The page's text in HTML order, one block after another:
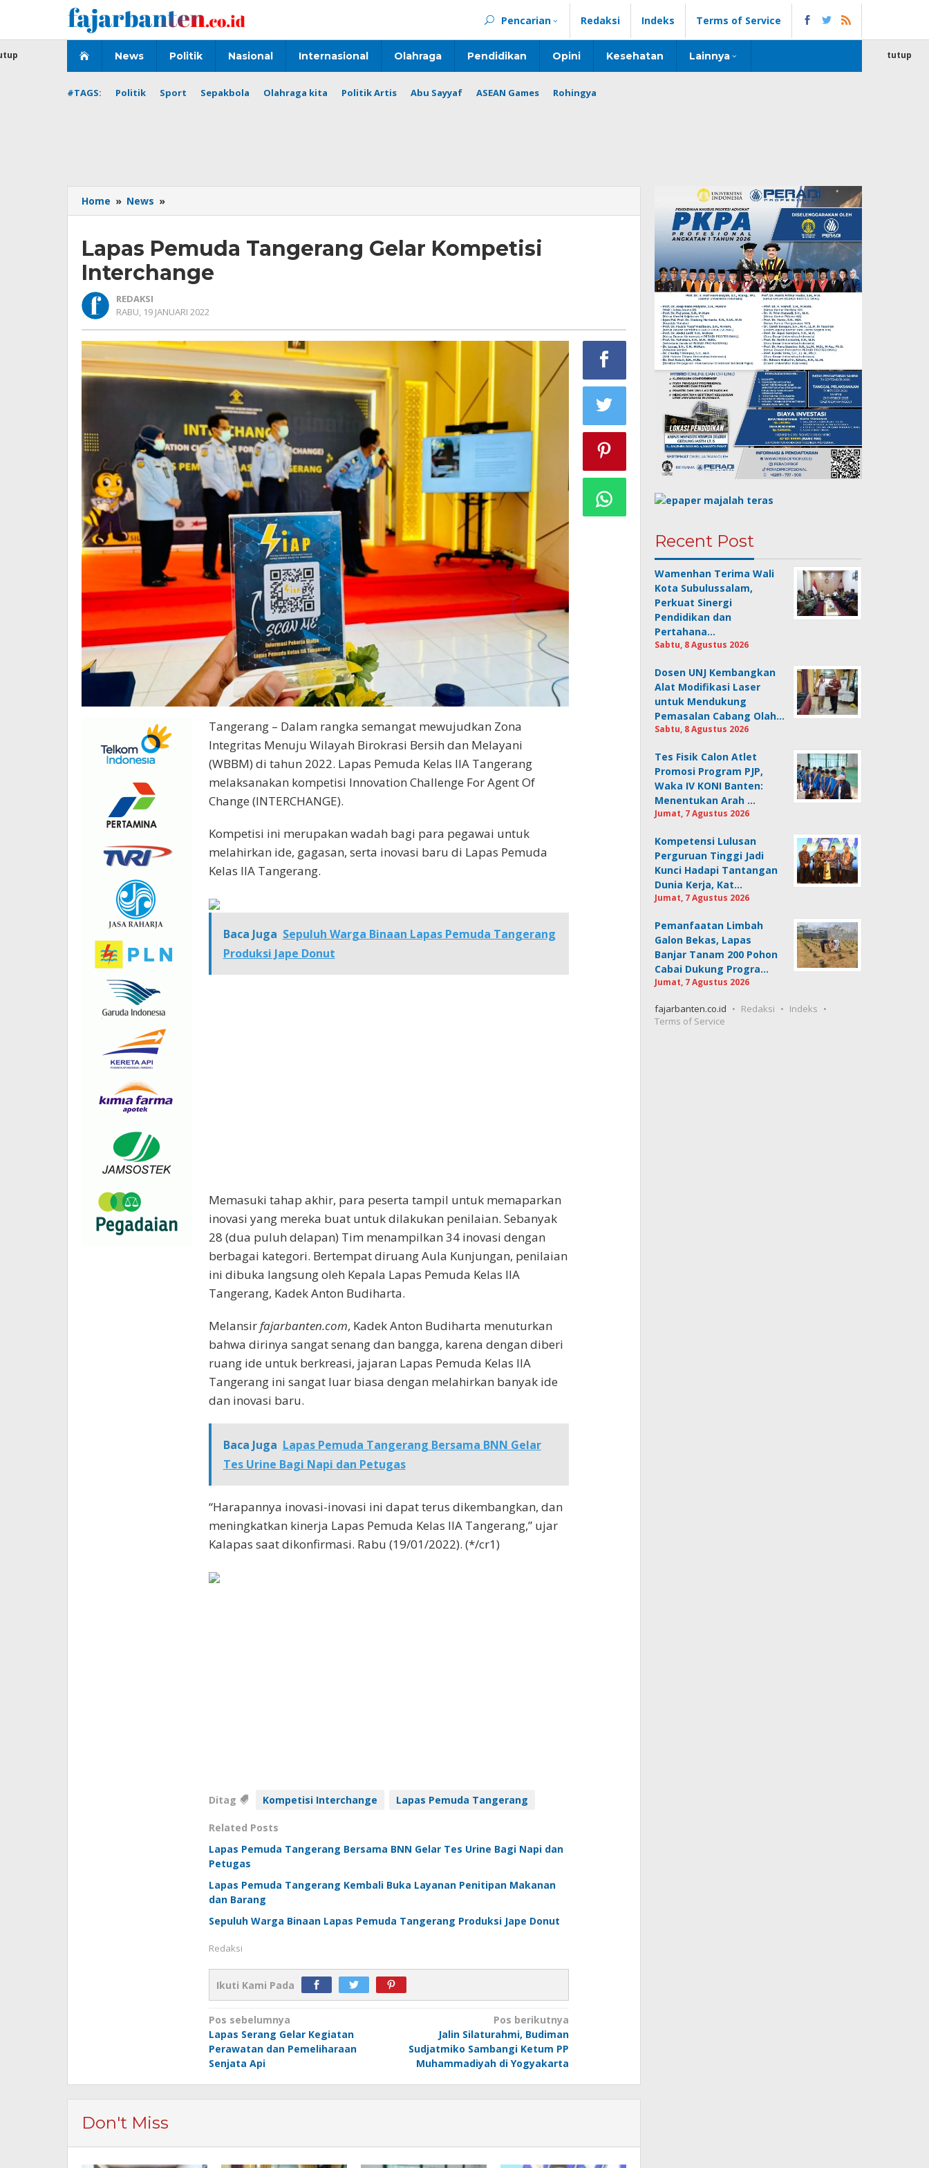
Pencarian Redaksi Indeks Terms of Service
News Politik Nasional Internasional Olahraga Pendidikan Opini Kesehatan Lainnya
#TAGS: Politik Sport Sepakbola Olahraga kita Politik Artis Abu Sayyaf ASEAN Games Rohingya
tutup
Home » News »
Pemuda
Gelar
Kompetisi
Interchange
Lapas Pemuda Tangerang Gelar Kompetisi
Interchange
REDAKSI
RABU, 19 JANUARI 2022
Tangerang – Dalam rangka semangat mewujudkan Zona
Integritas Menuju Wilayah Birokrasi Bersih dan Melayani
(WBBM) di tahun 2022. Lapas Pemuda Kelas IIA Tangerang
melaksanakan kompetisi Innovation Challenge For Agent Of
Change (INTERCHANGE).
Kompetisi ini merupakan wadah bagi para pegawai untuk
melahirkan ide, gagasan, serta inovasi baru di Lapas Pemuda
Kelas IIA Tangerang.
Baca Juga Sepuluh Warga Binaan Lapas Pemuda Tangerang
Produksi Jape Donut
Memasuki tahap akhir, para peserta tampil untuk memaparkan
inovasi yang mereka buat untuk dilakukan penilaian. Sebanyak
28 (dua puluh delapan) Tim menampilkan 34 inovasi dengan
berbagai kategori. Bertempat diruang Aula Kunjungan, penilaian
ini dibuka langsung oleh Kepala Lapas Pemuda Kelas IIA
Tangerang, Kadek Anton Budiharta.
Melansir fajarbanten.com, Kadek Anton Budiharta menuturkan
bahwa dirinya sangat senang dan bangga, karena dengan diberi
ruang ide untuk berkreasi, jajaran Lapas Pemuda Kelas IIA
Tangerang ini sangat luar biasa dengan melahirkan banyak ide
dan inovasi baru.
Baca Juga Lapas Pemuda Tangerang Bersama BNN Gelar
Tes Urine Bagi Napi dan Petugas
“Harapannya inovasi-inovasi ini dapat terus dikembangkan, dan
meningkatkan kinerja Lapas Pemuda Kelas IIA Tangerang,” ujar
Kalapas saat dikonfirmasi. Rabu (19/01/2022). (*/cr1)
Ditag Kompetisi Interchange Lapas Pemuda Tangerang
Related Posts
Lapas Pemuda Tangerang Bersama BNN Gelar Tes Urine Bagi Napi dan
Petugas
Lapas Pemuda Tangerang Kembali Buka Layanan Penitipan Makanan
dan Barang
Sepuluh Warga Binaan Lapas Pemuda Tangerang Produksi Jape Donut
Redaksi
Ikuti Kami Pada
Navigasi
pos
Pos sebelumnya
Lapas Serang Gelar Kegiatan
Perawatan dan Pemeliharaan
Senjata Api
Pos berikutnya
Jalin Silaturahmi, Budiman
Sudjatmiko Sambangi Ketum PP
Muhammadiyah di Yogyakarta
Don't Miss
Recent Post
Wamenhan Terima Wali
Kota Subulussalam,
Perkuat Sinergi
Pendidikan dan
Pertahana…
Sabtu, 8 Agustus 2026
Dosen UNJ Kembangkan
Alat Modifikasi Laser
untuk Mendukung
Pemasalan Cabang Olah…
Sabtu, 8 Agustus 2026
Tes Fisik Calon Atlet
Promosi Program PJP,
Waka IV KONI Banten:
Menentukan Arah …
Jumat, 7 Agustus 2026
Kompetensi Lulusan
Perguruan Tinggi Jadi
Kunci Hadapi Tantangan
Dunia Kerja, Kat…
Jumat, 7 Agustus 2026
Pemanfaatan Limbah
Galon Bekas, Lapas
Banjar Tanam 200 Pohon
Cabai Dukung Progra…
Jumat, 7 Agustus 2026
fajarbanten.co.id Redaksi
Indeks
Terms of Service